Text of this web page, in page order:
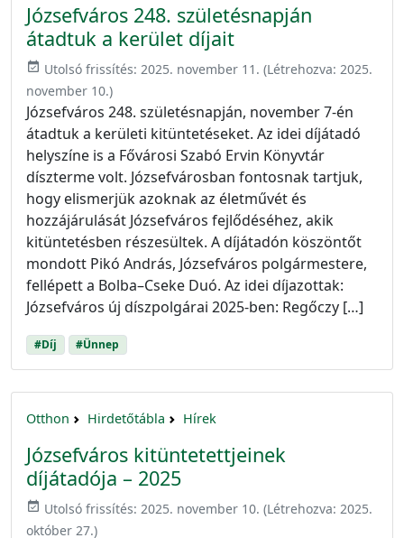
Józsefváros 248. születésnapján
átadtuk a kerület díjait
event_available Utolsó frissítés: 2025. november 11. (Létrehozva: 2025.
november 10.)
Józsefváros 248. születésnapján, november 7-én
átadtuk a kerületi kitüntetéseket. Az idei díjátadó
helyszíne is a Fővárosi Szabó Ervin Könyvtár
díszterme volt. Józsefvárosban fontosnak tartjuk,
hogy elismerjük azoknak az életművét és
hozzájárulását Józsefváros fejlődéséhez, akik
kitüntetésben részesültek. A díjátadón köszöntőt
mondott Pikó András, Józsefváros polgármestere,
fellépett a Bolba–Cseke Duó. Az idei díjazottak:
Józsefváros új díszpolgárai 2025-ben: Regőczy […]
#Díj #Ünnep
Otthon Hirdetőtábla Hírek
Józsefváros kitüntetettjeinek
díjátadója – 2025
event_available Utolsó frissítés: 2025. november 10. (Létrehozva: 2025.
október 27.)